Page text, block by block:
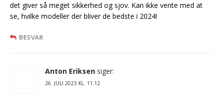
det giver så meget sikkerhed og sjov. Kan ikke vente med at
se, hvilke modeller der bliver de bedste i 2024!
BESVAR
Anton Eriksen siger:
26. JULI 2023 KL. 11:12